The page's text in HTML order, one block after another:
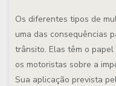
Os diferentes tipos de
uma das consequências
trânsito. Elas têm o
os motoristas sobre a
Sua aplicação prevista